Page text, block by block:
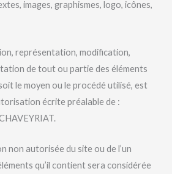
images, graphismes, logo, icônes,
représentation, modification,
de tout ou partie des éléments
le moyen ou le procédé utilisé, est
écrite préalable de :
non autorisée du site ou de l’un
qu’il contient sera considérée